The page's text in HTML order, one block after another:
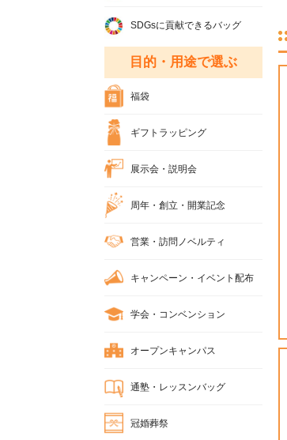
SDGsに貢献できるバッグ
目的・用途で選ぶ
福袋
ギフトラッピング
展示会・説明会
周年・創立・開業記念
営業・訪問ノベルティ
キャンペーン・イベント配布
学会・コンベンション
オープンキャンパス
通塾・レッスンバッグ
冠婚葬祭